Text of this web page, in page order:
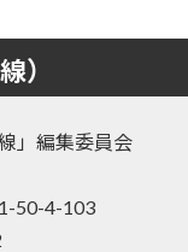
）
」編集委員会
50-4-103